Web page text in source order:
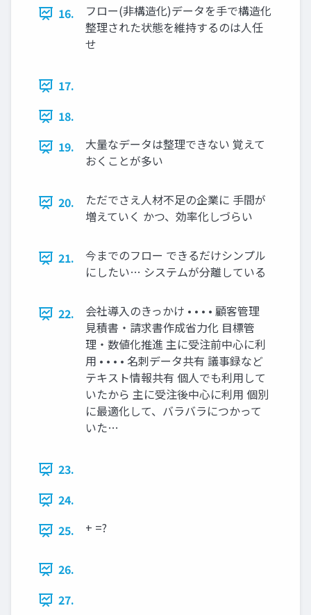
16.
フロー(非構造化)データを手で構造化
整理された状態を維持するのは人任
せ
17.
18.
19.
大量なデータは整理できない 覚えて
おくことが多い
20.
ただでさえ人材不足の企業に 手間が
増えていく かつ、効率化しづらい
21.
今までのフロー できるだけシンプル
にしたい… システムが分離している
22.
会社導入のきっかけ • • • • 顧客管理
見積書・請求書作成省力化 目標管
理・数値化推進 主に受注前中心に利
用 • • • • 名刺データ共有 議事録など
テキスト情報共有 個人でも利用して
いたから 主に受注後中心に利用 個別
に最適化して、バラバラにつかって
いた…
23.
24.
25.
+ =?
26.
27.